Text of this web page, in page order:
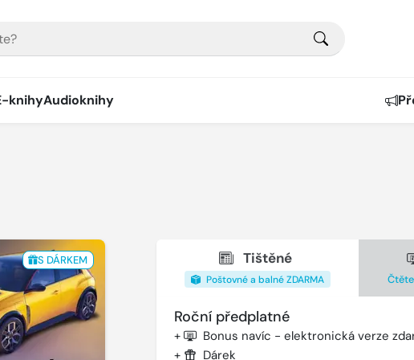
knihyAudioknihy
S DÁRKEM Tištěné
Poštovné a balné ZDARMA
Roční předplatné
+ Bonus navíc - elektronická verze
+ Dárek